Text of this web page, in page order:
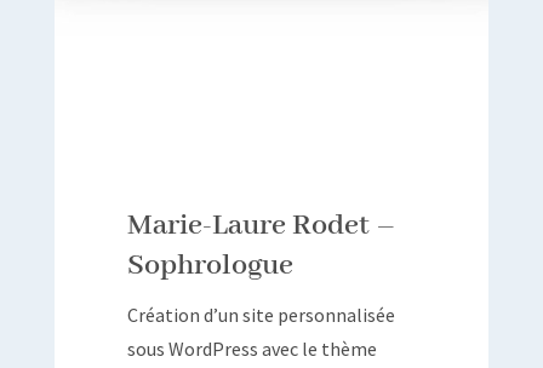
Marie-Laure Rodet –
Sophrologue
Création d’un site personnalisée
sous WordPress avec le thème